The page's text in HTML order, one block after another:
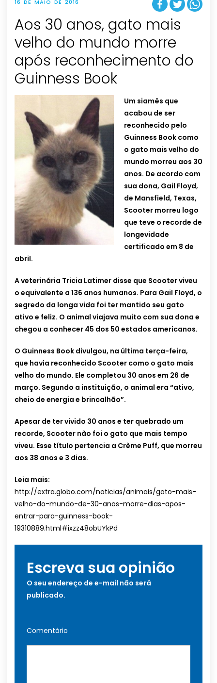
16 DE MAIO DE 2016
Aos 30 anos, gato mais
velho do mundo morre
após reconhecimento do
Guinness Book
Um siamês que
acabou de ser
reconhecido pelo
Guinness Book como
o gato mais velho do
mundo morreu aos 30
anos. De acordo com
sua dona, Gail Floyd,
de Mansfield, Texas,
Scooter morreu logo
que teve o recorde de
longevidade
certificado em 8 de
abril.
A veterinária Tricia Latimer disse que Scooter viveu
o equivalente a 136 anos humanos. Para Gail Floyd, o
segredo da longa vida foi ter mantido seu gato
ativo e feliz. O animal viajava muito com sua dona e
chegou a conhecer 45 dos 50 estados americanos.
O Guinness Book divulgou, na última terça-feira,
que havia reconhecido Scooter como o gato mais
velho do mundo. Ele completou 30 anos em 26 de
março. Segundo a instituição, o animal era “ativo,
cheio de energia e brincalhão”.
Apesar de ter vivido 30 anos e ter quebrado um
recorde, Scooter não foi o gato que mais tempo
viveu. Esse título pertencia a Crème Puff, que morreu
aos 38 anos e 3 dias.
Leia mais:
http://extra.globo.com/noticias/animais/gato-mais-
velho-do-mundo-de-30-anos-morre-dias-apos-
entrar-para-guinness-book-
19310889.html#ixzz48obUYkPd
Escreva sua opinião
O seu endereço de e-mail não será
publicado.
Comentário